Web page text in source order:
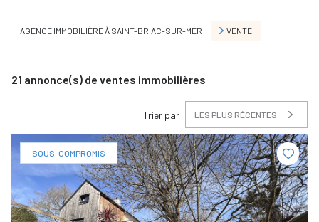
AGENCE IMMOBILIÈRE À SAINT-BRIAC-SUR-MER VENTE
21 annonce(s) de ventes immobilières
Trier par LES PLUS RÉCENTES
SOUS-COMPROMIS